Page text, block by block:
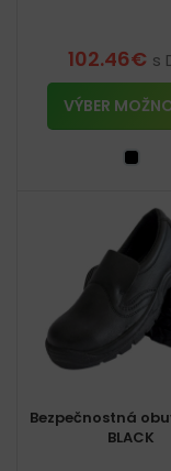
102.46€ s
VÝBER
Bezpečnostná
BLACK